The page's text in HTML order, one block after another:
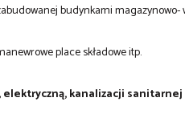
budynkami magazynowo-
place składowe itp.
kanalizacji